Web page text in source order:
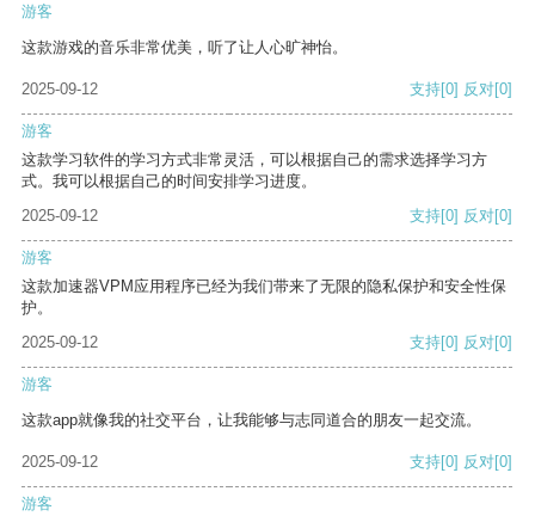
游客
这款游戏的音乐非常优美，听了让人心旷神怡。
2025-09-12 支持[0] 反对[0]
游客
这款学习软件的学习方式非常灵活，可以根据自己的需求选择学习方
式。我可以根据自己的时间安排学习进度。
2025-09-12
支持[0] 反对[0]
游客
这款加速器VPM应用程序已经为我们带来了无限的隐私保护和安全性保
护。
2025-09-12
支持[0] 反对[0]
游客
这款app就像我的社交平台，让我能够与志同道合的朋友一起交流。
2025-09-12 支持[0] 反对[0]
游客